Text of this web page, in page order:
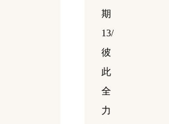
期
13/
彼
此
全
力